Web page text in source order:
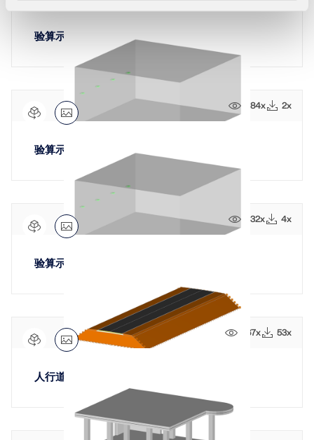
验算示例 0023 | 4
484x 2x
验算示例 0023 | 5
432x 4x
验算示例 0023 | 6
767x 53x
人行道